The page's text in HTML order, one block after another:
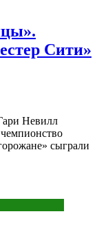
Сити»
Невилл
сыграли